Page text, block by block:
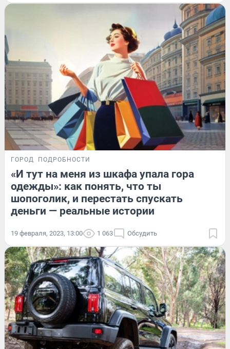
ГОРОД ПОДРОБНОСТИ
«И тут на меня из шкафа упала гора
одежды»: как понять, что ты
шопоголик, и перестать спускать
деньги — реальные истории
19 февраля, 2023, 13:00 1 063 Обсудить